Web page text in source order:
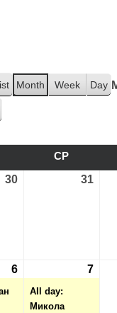
Month Week Day
СР
30 31
6
event)
7
All day:
Микола